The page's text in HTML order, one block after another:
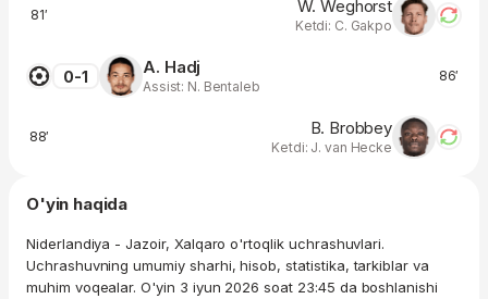
81′ W. Weghorst
Ketdi: C. Gakpo
86′
A. Hadj
Assist: N. Bentaleb
0-1
88′ B. Brobbey
Ketdi: J. van Hecke
O'yin haqida
Niderlandiya - Jazoir, Xalqaro o'rtoqlik uchrashuvlari.
Uchrashuvning umumiy sharhi, hisob, statistika, tarkiblar va
muhim voqealar. O'yin 3 iyun 2026 soat 23:45 da boshlanishi